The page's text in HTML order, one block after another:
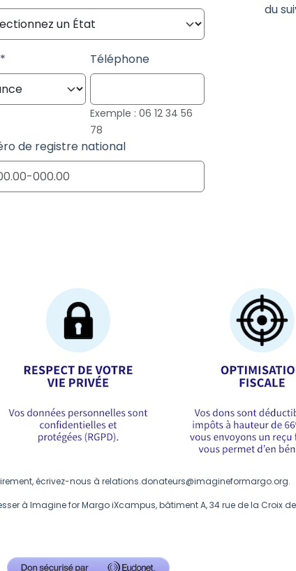
Téléphone
Exemple : 06 12 34 56
78
de registre national
du
écrivez-nous à relations.donateurs@imagineformargo.org.
à Imagine for Margo iXcampus, bâtiment A, 34 rue de la Croix